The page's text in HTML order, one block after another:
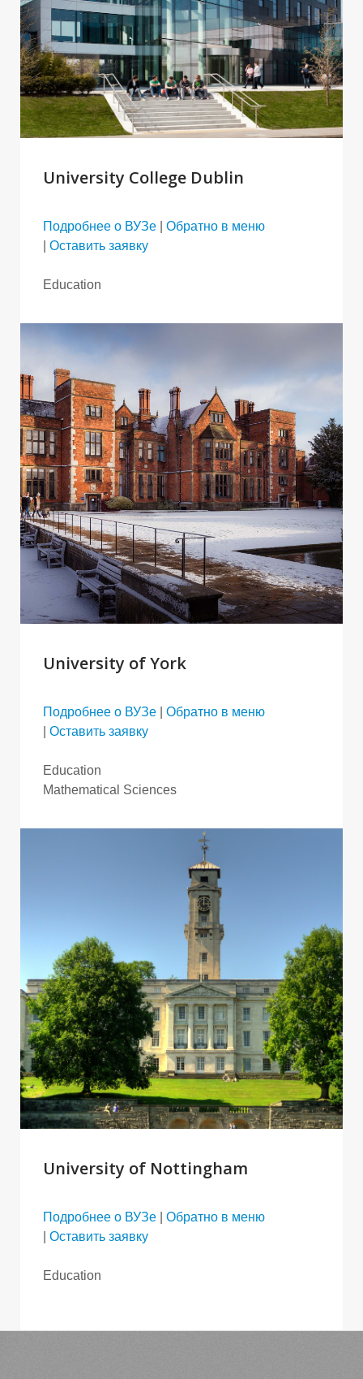
University College Dublin
Подробнее о ВУЗе| Обратно в меню
Оставить заявку
Education
University of York
Подробнее о ВУЗе| Обратно в меню
Оставить заявку
Education
Mathematical Sciences
University of Nottingham
Подробнее о ВУЗе| Обратно в меню
Оставить заявку
Education